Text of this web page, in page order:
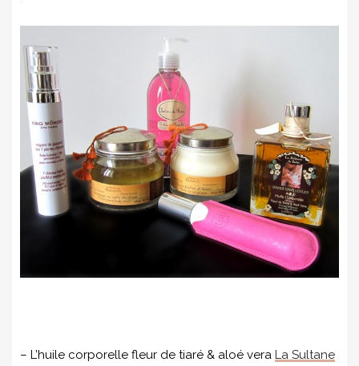
– L’huile corporelle fleur de tiaré & aloé vera La Sultane